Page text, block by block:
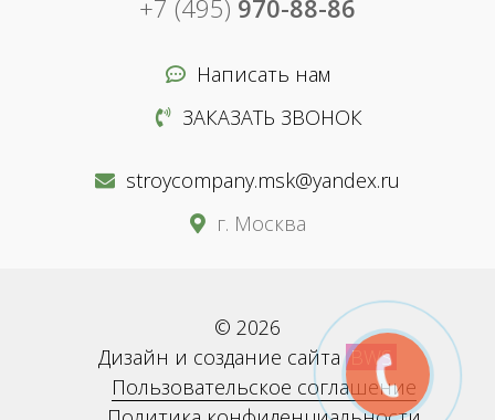
+7 (495) 970-88-86
Написать нам
ЗАКАЗАТЬ ЗВОНОК
stroycompany.msk@yandex.ru
г. Москва
© 2026
Дизайн и создание сайтаBWS
Пользовательское соглашение